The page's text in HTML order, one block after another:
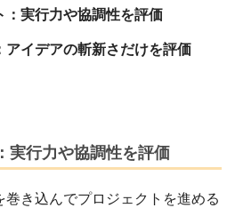
：実行力や協調性を評価
アイデアの斬新さだけを評価
実行力や協調性を評価
き込んでプロジェクトを進める